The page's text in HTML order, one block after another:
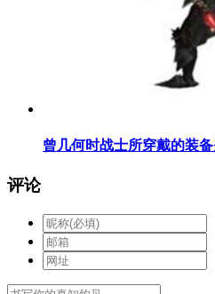
曾几何时战士所穿戴的装
评论